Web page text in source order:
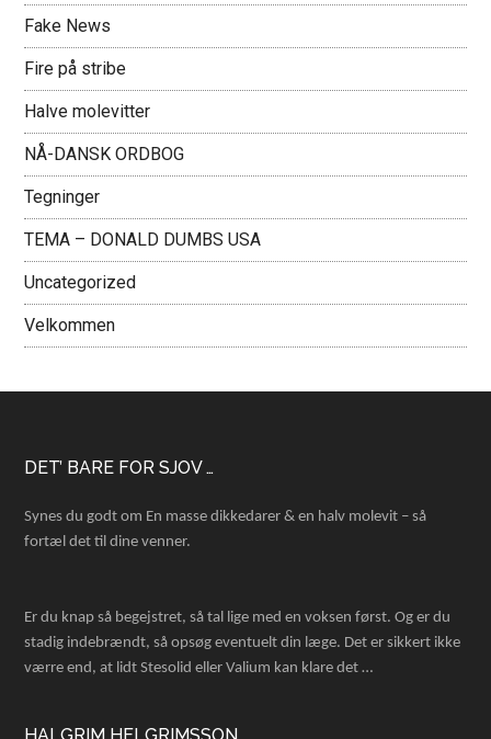
Fake News
Fire på stribe
Halve molevitter
NÅ-DANSK ORDBOG
Tegninger
TEMA – DONALD DUMBS USA
Uncategorized
Velkommen
Footer
DET’ BARE FOR SJOV …
Synes du godt om En masse dikkedarer & en halv molevit – så
fortæl det til dine venner.
Er du knap så begejstret, så tal lige med en voksen først. Og er du
stadig indebrændt, så opsøg eventuelt din læge. Det er sikkert ikke
værre end, at lidt Stesolid eller Valium kan klare det …